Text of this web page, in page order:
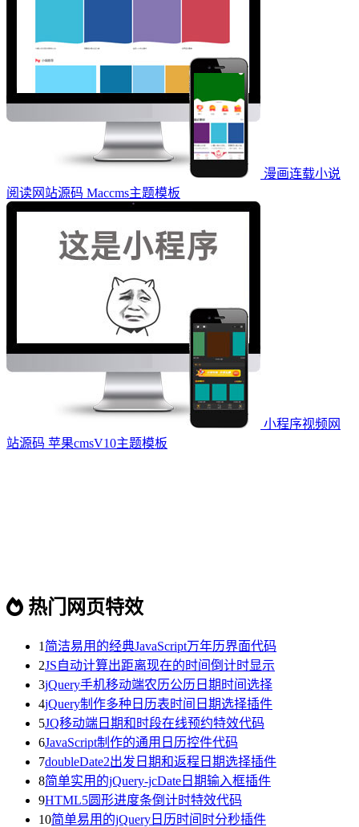
漫画连载小说
阅读网站源码 Maccms主题模板
小程序视频网
站源码 苹果cmsV10主题模板
热门网页特效
1 简洁易用的经典JavaScript万年历界面代码
2JS自动计算出距离现在的时间倒计时显示
3jQuery手机移动端农历公历日期时间选择
4jQuery制作多种日历表时间日期选择插件
5JQ移动端日期和时段在线预约特效代码
6JavaScript制作的通用日历控件代码
7doubleDate2出发日期和返程日期选择插件
8简单实用的jQuery-jcDate日期输入框插件
9HTML5圆形进度条倒计时特效代码
10简单易用的jQuery日历时间时分秒插件